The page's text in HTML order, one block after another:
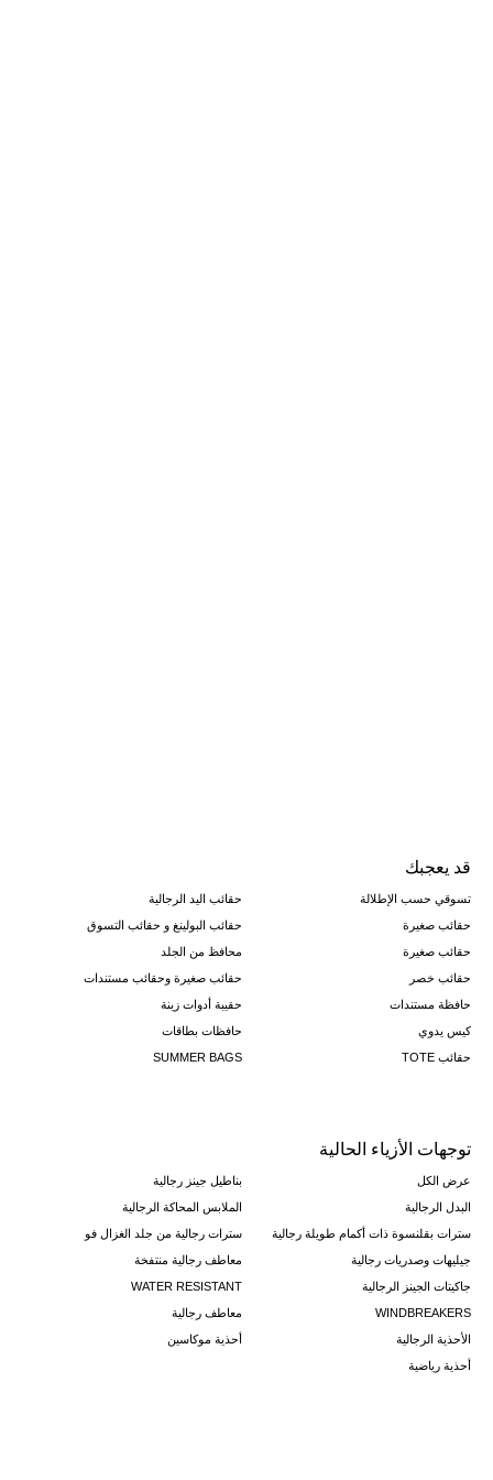
قد يعجبك
تسوقي حسب الإطلالة
حقائب اليد الرجالية
حقائب صغيرة
حقائب البولينغ و حقائب التسوق
حقائب صغيرة
محافظ من الجلد
حقائب خصر
حقائب صغيرة وحقائب مستندات
حافظة مستندات
حقيبة أدوات زينة
كيس يدوي
حافظات بطاقات
حقائب TOTE
SUMMER BAGS
توجهات الأزياء الحالية
عرض الكل
بناطيل جينز رجالية
البدل الرجالية
الملابس المحاكة الرجالية
سترات بقلنسوة ذات أكمام طويلة رجالية
سترات رجالية من جلد الغزال فو
جيليهات وصدريات رجالية
معاطف رجالية منتفخة
جاكيتات الجينز الرجالية
WATER RESISTANT
WINDBREAKERS
معاطف رجالية
الأحذية الرجالية
أحذية موكاسين
أحذية رياضية